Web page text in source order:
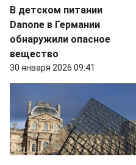
В детском питании
Danone в Германии
обнаружили опасное
вещество
30 января 2026 09:41